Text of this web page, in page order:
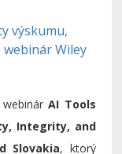
výskumu,
Wiley
webinárAI Tools
Integrity, and
Slovakia, ktorý